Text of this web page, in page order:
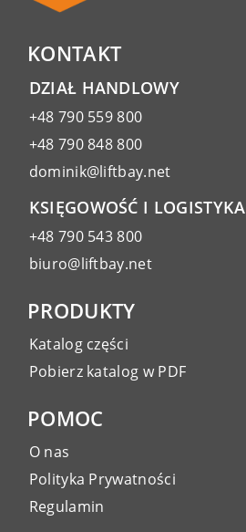
KONTAKT
DZIAŁ HANDLOWY
+48 790 559 800
+48 790 848 800
dominik@liftbay.net
KSIĘGOWOŚĆ I LOGISTYKA
+48 790 543 800
biuro@liftbay.net
PRODUKTY
Katalog części
Pobierz katalog w PDF
POMOC
O nas
Polityka Prywatności
Regulamin